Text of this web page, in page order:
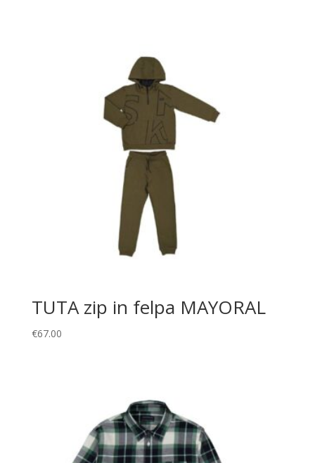
TUTA zip in felpa MAYORAL
€67.00